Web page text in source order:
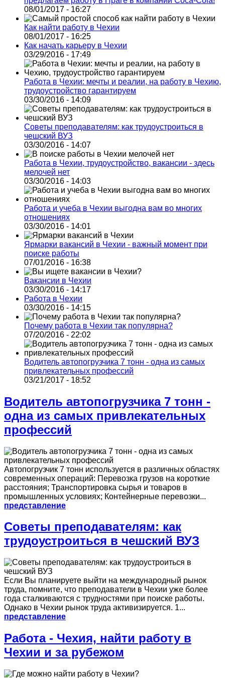
08/01/2017 - 16:27
Как найти работу в Чехии
08/01/2017 - 16:25
Как начать карьеру в Чехии
03/29/2016 - 17:49
Работа в Чехии: мечты и реалии, на работу в Чехию,
трудоустройство гарантируем
03/30/2016 - 14:09
Советы преподавателям: как трудоустроиться в
чешский ВУЗ
03/30/2016 - 14:07
Работа в Чехии, трудоустройство, вакансии - здесь
мелочей нет
03/30/2016 - 14:03
Работа и учеба в Чехии выгодна вам во многих
отношениях
03/30/2016 - 14:01
Ярмарки вакансий в Чехии - важный момент при
поиске работы
07/01/2016 - 16:38
Вакансии в Чехии
03/30/2016 - 14:17
Работа в Чехии
03/30/2016 - 14:15
Почему работа в Чехии так популярна?
07/20/2016 - 22:02
Водитель автопогрузчика 7 тонн - одна из самых
привлекательных профессий
03/21/2017 - 18:52
Водитель автопогрузчика 7 тонн -
одна из самых привлекательных
профессий
Автопогрузчик 7 тонн используется в различных областях
современных операций: Перевозка грузов на короткие
расстояния; Транспортировка сырья и товаров в
промышленных условиях; Контейнерные перевозки...
представление
Советы преподавателям: как
трудоустроиться в чешский ВУЗ
Если Вы планируете выйти на международный рынок
труда, помните, что преподаватели в Чехии уже более
года сталкиваются с трудностями при поиске работы.
Однако в Чехии рынок труда активизируется. 1...
представление
Работа - Чехия, найти работу в
Чехии и за рубежом